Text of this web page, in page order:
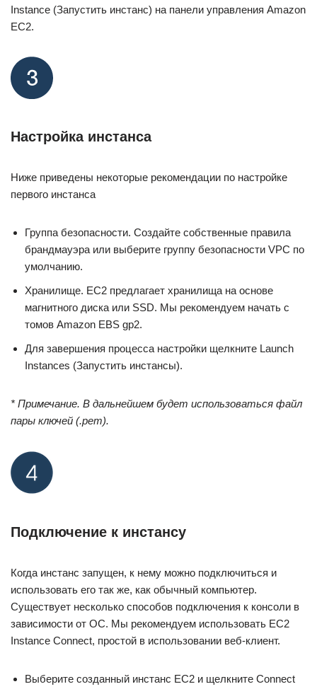
Instance (Запустить инстанс) на панели управления Amazon
EC2.
Настройка инстанса
Ниже приведены некоторые рекомендации по настройке
первого инстанса
Группа безопасности. Создайте собственные правила
брандмауэра или выберите группу безопасности VPC по
умолчанию.
Хранилище. EC2 предлагает хранилища на основе
магнитного диска или SSD. Мы рекомендуем начать с
томов Amazon EBS gp2.
Для завершения процесса настройки щелкните Launch
Instances (Запустить инстансы).
* Примечание. В дальнейшем будет использоваться файл
пары ключей (.pem).
Подключение к инстансу
Когда инстанс запущен, к нему можно подключиться и
использовать его так же, как обычный компьютер.
Существует несколько способов подключения к консоли в
зависимости от ОС. Мы рекомендуем использовать EC2
Instance Connect, простой в использовании веб-клиент.
Выберите созданный инстанс EC2 и щелкните Connect